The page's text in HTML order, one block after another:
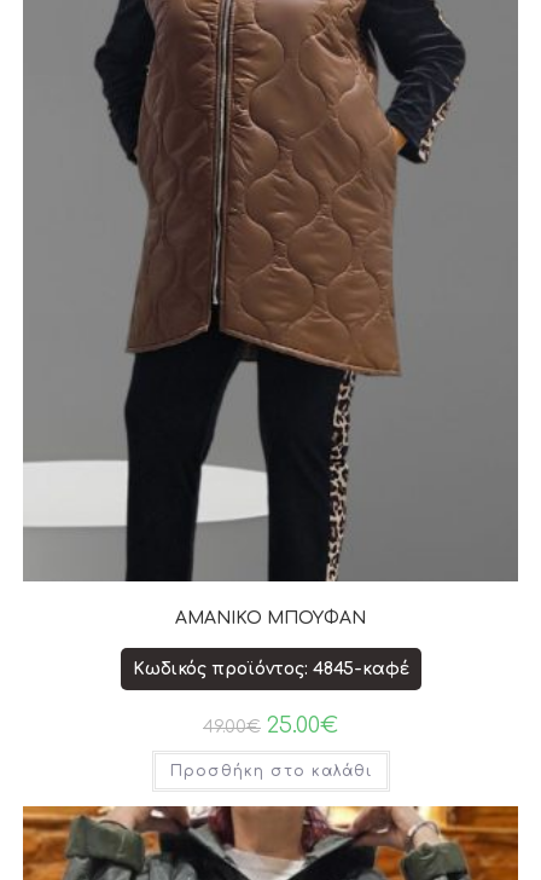
ΑΜΑΝΙΚΟ ΜΠΟΥΦΑΝ
Κωδικός προϊόντος: 4845-καφέ
49.00€ 25.00€
Προσθήκη στο καλάθι